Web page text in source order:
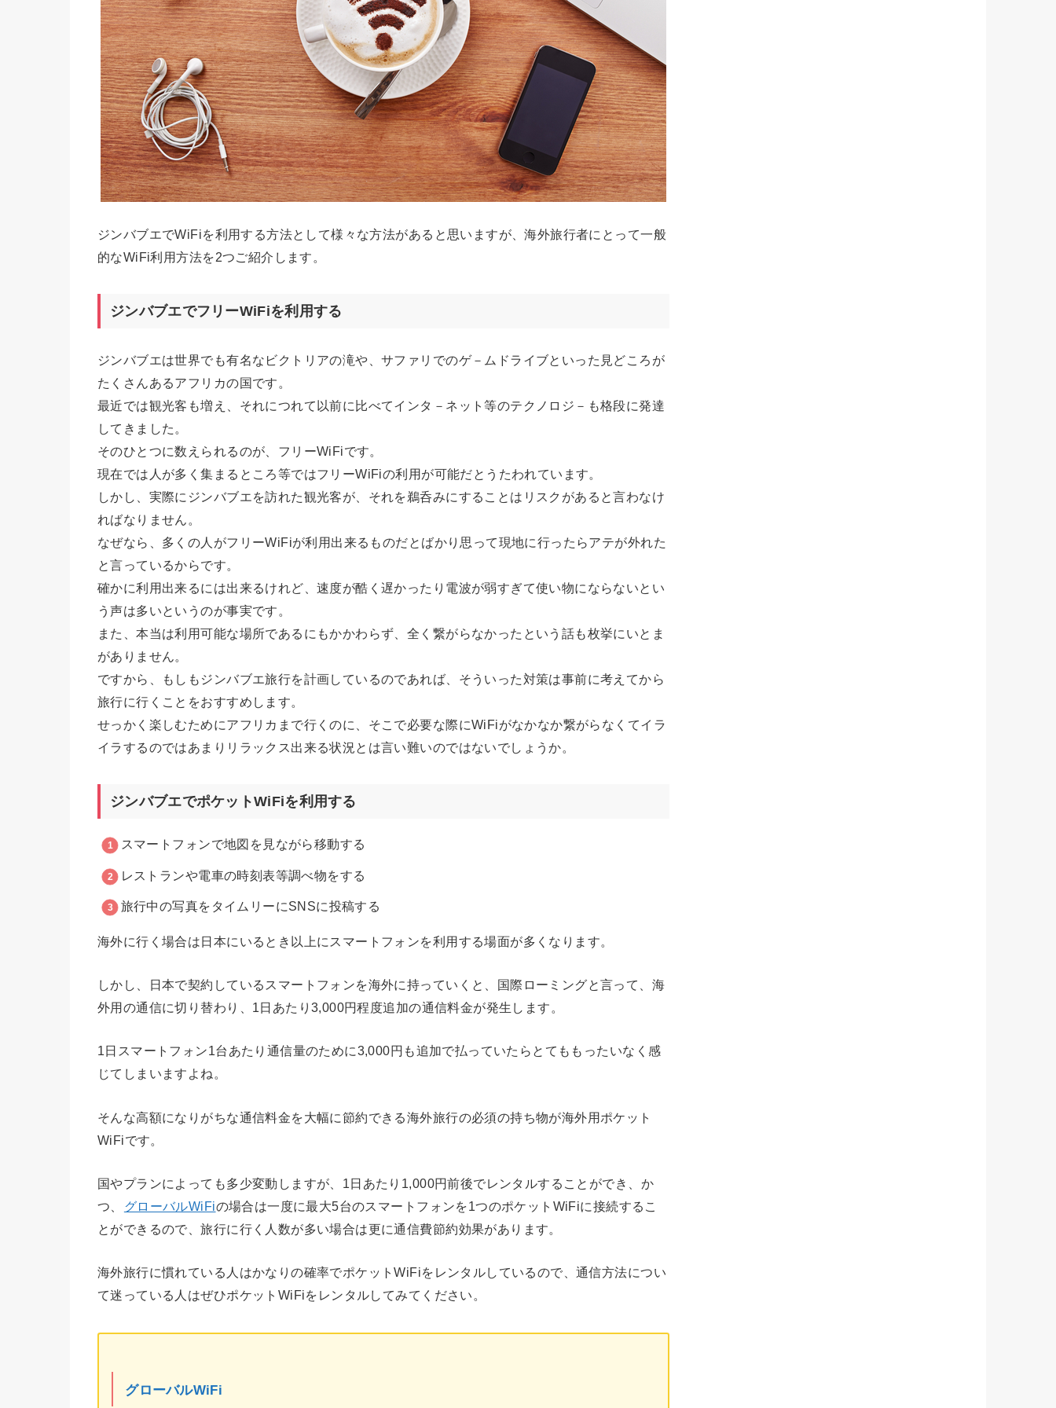
ジンバブエでWiFiを利用する方法として様々な方法があると思いますが、海外旅行者にとって一般
的なWiFi利用方法を2つご紹介します。
ジンバブエでフリーWiFiを利用する
ジンバブエは世界でも有名なビクトリアの滝や、サファリでのゲ－ムドライブといった見どころが
たくさんあるアフリカの国です。
最近では観光客も増え、それにつれて以前に比べてインタ－ネット等のテクノロジ－も格段に発達
してきました。
そのひとつに数えられるのが、フリーWiFiです。
現在では人が多く集まるところ等ではフリーWiFiの利用が可能だとうたわれています。
しかし、実際にジンバブエを訪れた観光客が、それを鵜呑みにすることはリスクがあると言わなけ
ればなりません。
なぜなら、多くの人がフリーWiFiが利用出来るものだとばかり思って現地に行ったらアテが外れた
と言っているからです。
確かに利用出来るには出来るけれど、速度が酷く遅かったり電波が弱すぎて使い物にならないとい
う声は多いというのが事実です。
また、本当は利用可能な場所であるにもかかわらず、全く繋がらなかったという話も枚挙にいとま
がありません。
ですから、もしもジンバブエ旅行を計画しているのであれば、そういった対策は事前に考えてから
旅行に行くことをおすすめします。
せっかく楽しむためにアフリカまで行くのに、そこで必要な際にWiFiがなかなか繋がらなくてイラ
イラするのではあまりリラックス出来る状況とは言い難いのではないでしょうか。
ジンバブエでポケットWiFiを利用する
スマートフォンで地図を見ながら移動する
レストランや電車の時刻表等調べ物をする
旅行中の写真をタイムリーにSNSに投稿する
海外に行く場合は日本にいるとき以上にスマートフォンを利用する場面が多くなります。
しかし、日本で契約しているスマートフォンを海外に持っていくと、国際ローミングと言って、海
外用の通信に切り替わり、1日あたり3,000円程度追加の通信料金が発生します。
1日スマートフォン1台あたり通信量のために3,000円も追加で払っていたらとてももったいなく感
じてしまいますよね。
そんな高額になりがちな通信料金を大幅に節約できる海外旅行の必須の持ち物が海外用ポケット
WiFiです。
国やプランによっても多少変動しますが、1日あたり1,000円前後でレンタルすることができ、か
つ、
グローバルWiFiの場合は一度に最大5台のスマートフォンを1つのポケットWiFiに接続するこ
とができるので、旅行に行く人数が多い場合は更に通信費節約効果があります。
海外旅行に慣れている人はかなりの確率でポケットWiFiをレンタルしているので、通信方法につい
て迷っている人はぜひポケットWiFiをレンタルしてみてください。
グローバルWiFi